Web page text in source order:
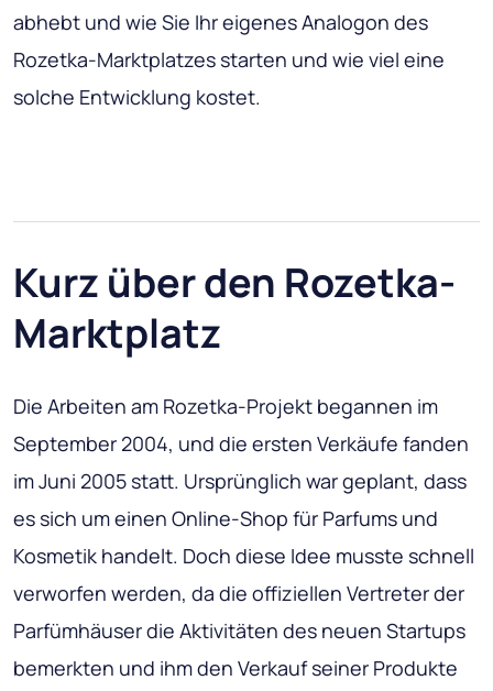
abhebt und wie Sie Ihr eigenes Analogon des
Rozetka-Marktplatzes starten und wie viel eine
solche Entwicklung kostet.
Kurz über den Rozetka-
Marktplatz
Die Arbeiten am Rozetka-Projekt begannen im
September 2004, und die ersten Verkäufe fanden
im Juni 2005 statt. Ursprünglich war geplant, dass
es sich um einen Online-Shop für Parfums und
Kosmetik handelt. Doch diese Idee musste schnell
verworfen werden, da die offiziellen Vertreter der
Parfümhäuser die Aktivitäten des neuen Startups
bemerkten und ihm den Verkauf seiner Produkte